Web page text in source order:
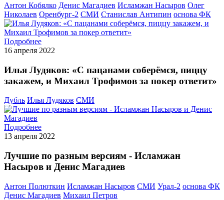
Антон Кобялко Денис Магадиев Исламжан Насыров Олег
Николаев Оренбург-2 СМИ Станислав Антипин основа ФК
Подробнее
16 апреля 2022
Илья Лудяков: «С пацанами соберёмся, пиццу
закажем, и Михаил Трофимов за покер ответит»
Дубль Илья Лудяков СМИ
Подробнее
13 апреля 2022
Лучшие по разным версиям - Исламжан
Насыров и Денис Магадиев
Антон Полюткин Исламжан Насыров СМИ Урал-2 основа ФК
Денис Магадиев Михаил Петров